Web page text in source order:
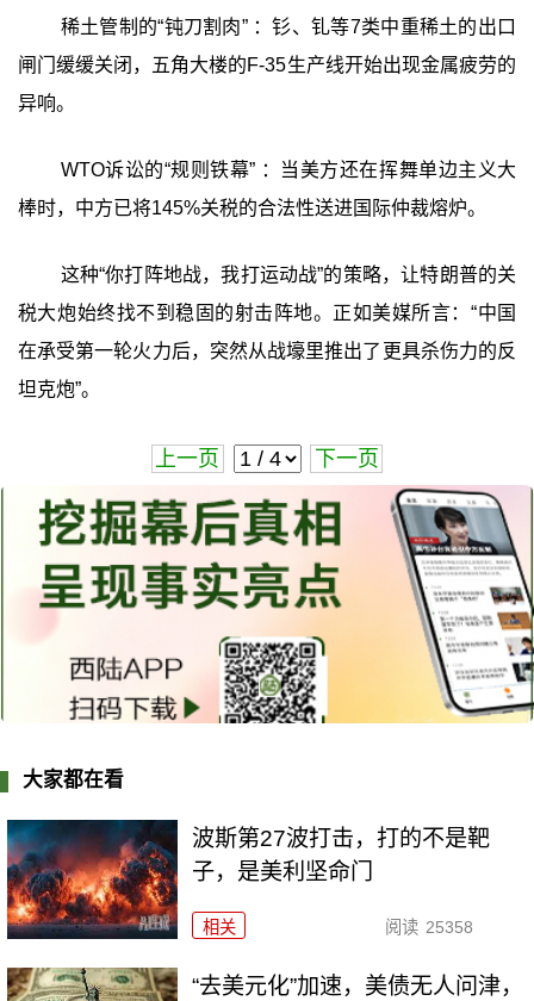
稀土管制的“钝刀割肉” ：钐、钆等7类中重稀土的出口
闸门缓缓关闭，五角大楼的F-35生产线开始出现金属疲劳的
异响。
WTO诉讼的“规则铁幕” ：当美方还在挥舞单边主义大
棒时，中方已将145%关税的合法性送进国际仲裁熔炉。
这种“你打阵地战，我打运动战”的策略，让特朗普的关
税大炮始终找不到稳固的射击阵地。正如美媒所言：“中国
在承受第一轮火力后，突然从战壕里推出了更具杀伤力的反
坦克炮”。
上一页 下一页
大家都在看
波斯第27波打击，打的不是靶
子，是美利坚命门
相关 阅读 25358
“去美元化”加速，美债无人问津，